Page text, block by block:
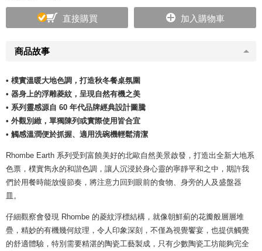
商品故事
• 樸實溫暖大地色調，打造秋冬餐桌氛圍
• 器身上的浮雕菱紋，呈現自然有機之美
• 系列靈感源自 60 年代品牌經典設計圖騰
• 外觀別緻，單獨陳列或實際使用皆合宜
• 觸感溫潤便於抓握、適用洗碗機輕鬆清潔
Rhombe Earth 系列受到富饒美好的北歐自然美景啟發，打造出全新大地系
色票，樸實雋永的和諧色調，讓人沉浸於身心靈的寧靜平和之中，期許我
們於用餐時能放慢節奏，將注意力回到眼前的食物、身旁的人及盛盤器
皿。
仔細觀察會發現 Rhombe 的菱紋浮標結構，就像朝鮮薊的花瓣般層層堆
疊，精妙的有機幾何紋理，令人印象深刻，不僅為視覺饗宴，也提供觸覺
的舒適體驗，特別需要精湛的陶瓷工藝製成，只有少數陶瓷工坊能夠完全
直接購買 加入購物車